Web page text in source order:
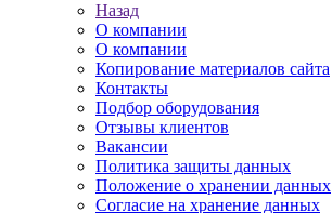
Назад
О компании
О компании
Копирование материалов сайта
Контакты
Подбор оборудования
Отзывы клиентов
Вакансии
Политика защиты данных
Положение о хранении данных
Согласие на хранение данных